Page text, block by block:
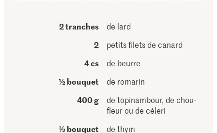
2 tranches
de lard
2
petits filets de canard
4 cs
de beurre
½ bouquet
de romarin
400 g
de topinambour, de chou-
fleur ou de céleri
½ bouquet
de thym